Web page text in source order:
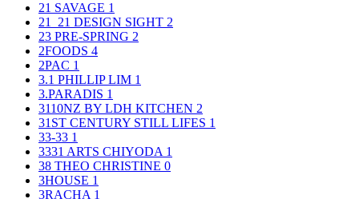
21 SAVAGE 1
21_21 DESIGN SIGHT 2
23 PRE-SPRING 2
2FOODS 4
2PAC 1
3.1 PHILLIP LIM 1
3.PARADIS 1
3110NZ BY LDH KITCHEN 2
31ST CENTURY STILL LIFES 1
33-33 1
3331 ARTS CHIYODA 1
38 THEO CHRISTINE 0
3HOUSE 1
3RACHA 1